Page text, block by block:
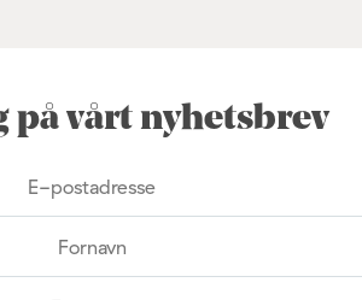
på vårt nyhetsbrev